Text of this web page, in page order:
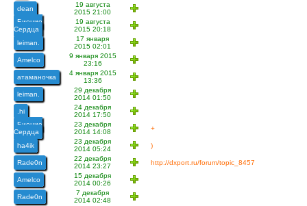
dean
19 августа
2015 21:00
Биение
Сердца
19 августа
2015 20:18
leiman.
17 января
2015 02:01
Amelco
9 января 2015
23:16
атаманочка
4 января 2015
13:36
leiman.
29 декабря
2014 01:50
.hi
24 декабря
2014 17:50
Биение
Сердца
23 декабря
2014 14:08
+
ha4ik
23 декабря
2014 05:24
)
Rade0n
22 декабря
2014 23:27
http://dxport.ru/forum/topic_8457
Amelco
15 декабря
2014 00:26
Rade0n
7 декабря
2014 02:48